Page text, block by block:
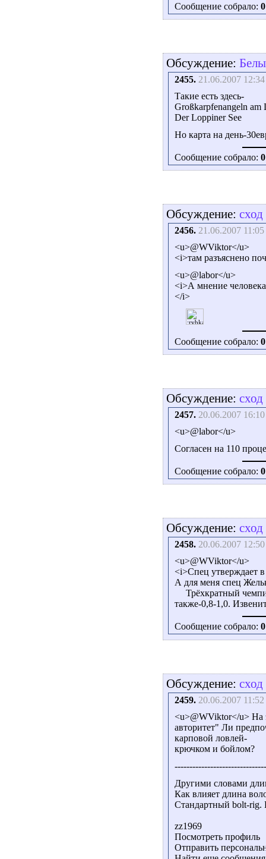
Сообщение собрало: 0
Обсуждение:
2455. 21.06.2007 12:34
Такие есть здесь-
Großkarpfenangeln am
Der Loppiner See
Но карта на день-
Сообщение собрало: 0
Обсуждение:
2456. 21.06.2007 11:05
<u>@WViktor</u>
<i>там разъяснено
<u>@labor</u>
<i>А мнение
</i>
Сообщение собрало: 0
Обсуждение:
2457. 20.06.2007 16:10
<u>@labor</u>
Согласен на 110
Сообщение собрало: 0
Обсуждение:
2458. 20.06.2007 12:50
<u>@WViktor</u>
<i>Спец утверждает
А для меня спец
Трёхкратный
также-0,8-1,0.
Сообщение собрало: 0
Обсуждение:
2459. 20.06.2007 11:52
<u>@WViktor</u> На
авторитет" Ли
карповой ловлей-
крючком и бойлом?
Другими словами
Как влияет длина
Стандартный bolt-rig.
zz1969
Посмотреть профиль
Отправить